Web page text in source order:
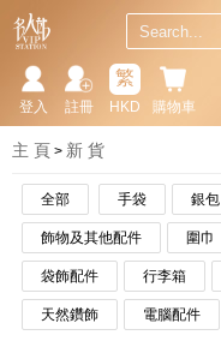
購物車
繁
HKD
註冊
登入
主 頁 新 貨
全部 手袋 銀包
飾物及其他配件 圍巾
袋飾配件 行李箱
天然鑽飾 電腦配件